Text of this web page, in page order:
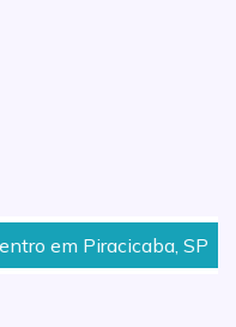
em Piracicaba, SP